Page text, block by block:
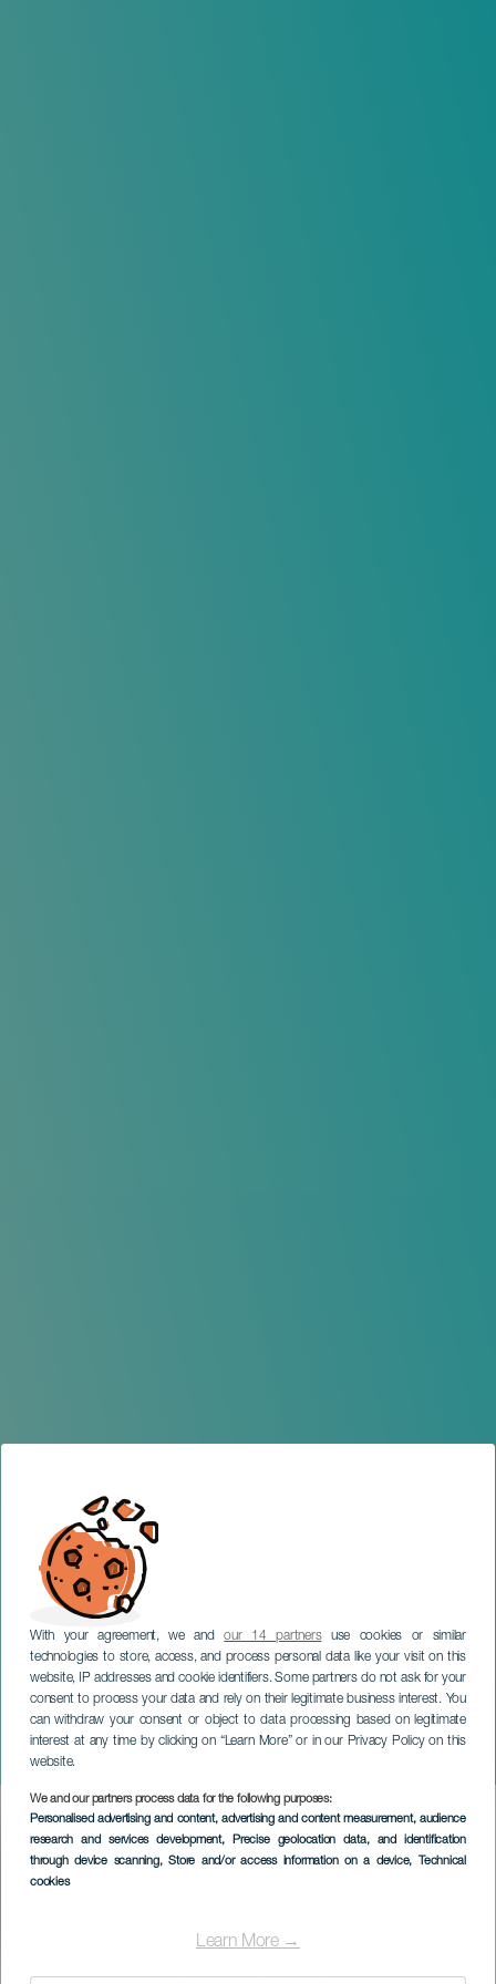
With your agreement, we andour 14 partnersuse cookies or similar
technologies to store, access, and process personal data like your visit on this
website, IP addresses and cookie identifiers. Some partners do not ask for your
consent to process your data and rely on their legitimate business interest. You
can withdraw your consent or object to data processing based on legitimate
interest at any time by clicking on “Learn More” or in our Privacy Policy on this
website.
We and our partners process data for the following purposes:
Personalised advertising and content, advertising and content measurement, audience
research and services development, Precise geolocation data, and identification
through device scanning, Store and/or access information on a device, Technical
cookies
Learn More →
Big Band de Canarias
LA PALMA
Imagen
Listado
TOTEUTUNUT TAPAHTUMA